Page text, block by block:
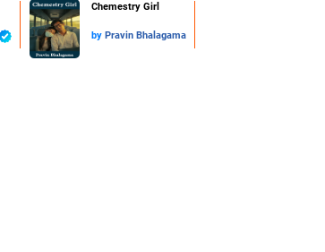
Chemestry Girl
by Pravin Bhalagama